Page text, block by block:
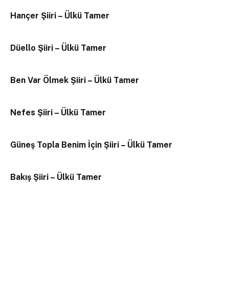
Hançer Şiiri – Ülkü Tamer
Düello Şiiri – Ülkü Tamer
Ben Var Ölmek Şiiri – Ülkü Tamer
Nefes Şiiri – Ülkü Tamer
Güneş Topla Benim İçin Şiiri – Ülkü Tamer
Bakış Şiiri – Ülkü Tamer